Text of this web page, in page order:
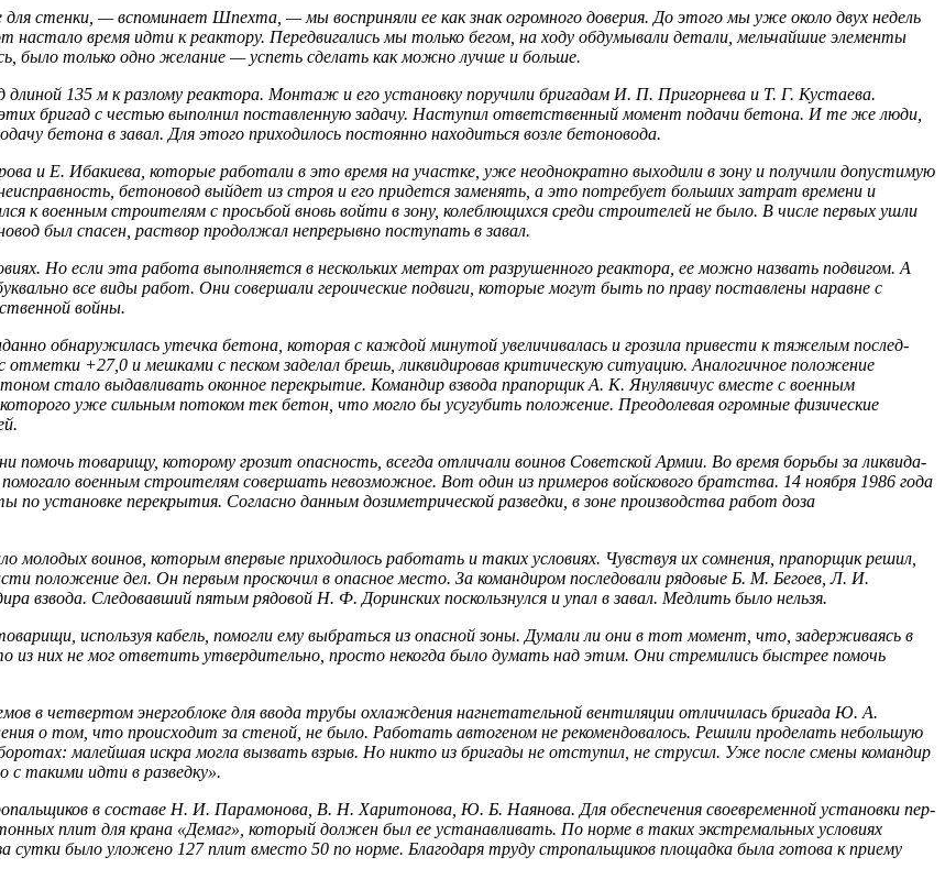
стенки, — вспоминает Шпехта, — мы восприняли ее как знак огромного доверия. До этого мы уже около двух не­дель
настало время идти к реактору. Передвигались мы только бегом, на ходу обдумывали детали, мельчайшие элементы
было только одно желание — успеть сделать как можно лучше и больше.
135 м к разлому реактора. Монтаж и его уста­новку поручили бригадам И. П. Пригорнева и Т. Г. Кустаева.
бригад с честью выполнил поставленную задачу. Наступил ответственный момент подачи бетона. И те же люди,
бетона в завал. Для этого приходилось постоянно находиться возле бетоновода.
и Е. Ибакиева, которые работали в это время на участке, уже неоднократно выходили в зону и получили допу­стимую
бетоновод выйдет из строя и его придется заменять, а это потребует больших затрат времени и
к военным строителям с просьбой вновь вой­ти в зону, колеблющихся среди строителей не было. В числе первых ушли
был спасен, раствор продолжал непре­рывно поступать в завал.
Но если эта работа выполняется в несколь­ких метрах от разрушенного реактора, ее можно назвать подви­гом. А
все виды работ. Они совершали героиче­ские подвиги, которые могут быть по праву поставлены наравне с
войны.
обнаружилась утечка бетона, которая с каждой ми­нутой увеличивалась и грозила привести к тяжелым послед­
+27,0 и мешками с песком заделал брешь, лик­видировав критическую ситуацию. Аналогичное положение
стало выдавливать оконное перекрытие. Командир взво­да прапорщик А. К. Янулявичус вместе с военным
уже сильным потоком тек бетон, что могло бы усугубить положение. Преодолевая огромные физические
товарищу, которому грозит опасность, всегда отличали воинов Советской Армии. Во время борьбы за ликвида­
военным строителям совершать невозможное. Вот один из примеров войскового братства. 14 ноября 1986 года
по установке перекрытия. Согласно данным дозиметриче­ской разведки, в зоне производства работ доза
молодых воинов, которым впервые приходилось работать и таких условиях. Чувствуя их сомнения, прапорщик решил,
положение дел. Он первым проскочил в опасное место. За командиром последовали рядовые Б. М. Бегоев, Л. И.
Следовавший пятым рядовой Н. Ф. Доринских поскользнулся и упал в завал. Медлить было нельзя.
используя кабель, помогли ему выбраться из опасной зоны. Думали ли они в тот момент, что, задерживаясь в
из них не мог ответить утвердительно, просто некогда было думать над этим. Они стремились быстрее помочь
в четвертом энергоблоке для ввода трубы охлажде­ния нагнетательной вентиляции отличилась бригада Ю. А.
о том, что происходит за стеной, не было. Работать авто­геном не рекомендовалось. Решили проделать небольшую
малейшая искра могла вызвать взрыв. Но никто из бригады не отступил, не струсил. Уже после смены командир
с такими идти в разведку».
в составе Н. И. Парамонова, В. Н. Харитонова, Ю. Б. Наянова. Для обеспечения своевременной установки пер­
плит для крана «Демаг», который должен был ее уста­навливать. По норме в таких экстремальных условиях
было уложено 127 плит вместо 50 по норме. Благодаря труду стропальщиков площадка была готова к приему